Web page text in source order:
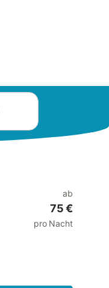
ab
75 €
pro Nacht